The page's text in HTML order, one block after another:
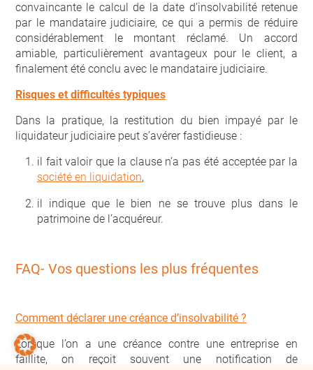
convaincante le calcul de la date d’insolvabilité retenue
par le mandataire judiciaire, ce qui a permis de réduire
considérablement le montant réclamé. Un accord
amiable, particulièrement avantageux pour le client, a
finalement été conclu avec le mandataire judiciaire.
Risques et difficultés typiques
Dans la pratique, la restitution du bien impayé par le
liquidateur judiciaire peut s’avérer fastidieuse :
il fait valoir que la clause n’a pas été acceptée par la
société en liquidation,
il indique que le bien ne se trouve plus dans le
patrimoine de l’acquéreur.
FAQ- Vos questions les plus fréquentes
Comment déclarer une créance d’insolvabilité ?
Lorsque l’on a une créance contre une entreprise en
faillite, on reçoit souvent une notification de